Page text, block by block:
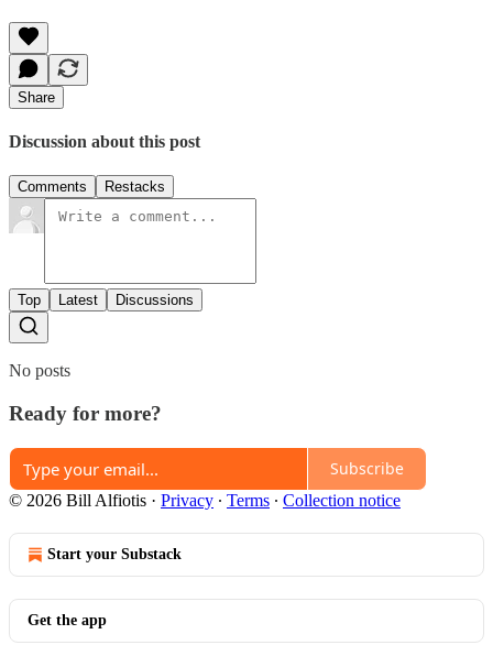
Share
Discussion about this post
Comments Restacks
Top Latest Discussions
No posts
Ready for more?
Subscribe
© 2026 Bill Alfiotis · Privacy ∙ Terms ∙ Collection notice
Start your Substack
Get the app